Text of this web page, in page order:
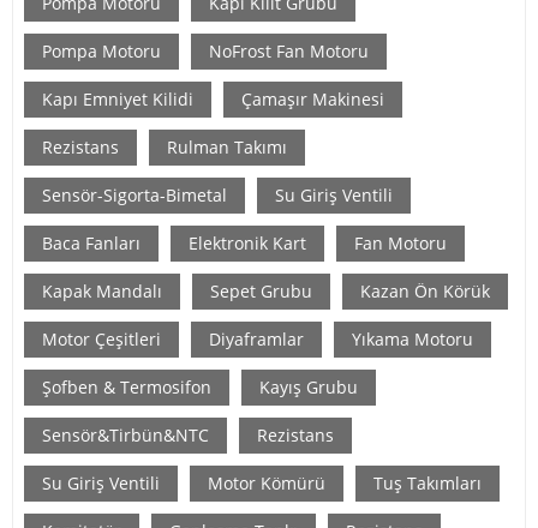
Pompa Motoru NoFrost Fan Motoru
Kapı Emniyet Kilidi Çamaşır Makinesi
Rezistans Rulman Takımı
Sensör-Sigorta-Bimetal Su Giriş Ventili
Baca Fanları Elektronik Kart Fan Motoru
Kapak Mandalı Sepet Grubu Kazan Ön Körük
Motor Çeşitleri Diyaframlar Yıkama Motoru
Şofben & Termosifon Kayış Grubu
Sensör&Tirbün&NTC Rezistans
Su Giriş Ventili Motor Kömürü Tuş Takımları